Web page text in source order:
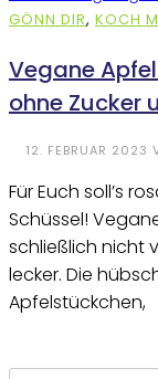
GÖNN DIR, KOCH
Vegane
ohne Zucker
12. FEBRUAR 2023
Für Euch soll’s
Schüssel!
schließlich nicht
lecker. Die
Apfelstückchen,